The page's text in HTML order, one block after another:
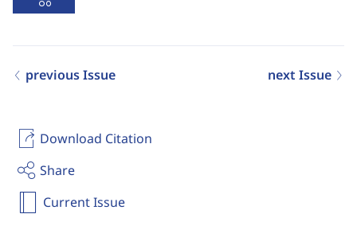
Download Citation
Share
Current Issue
previous Issue next Issue